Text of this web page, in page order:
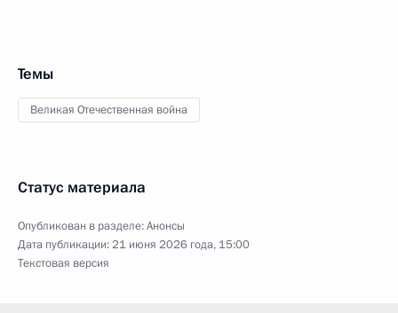
Темы
Великая Отечественная война
Статус материала
Опубликован в разделе:Анонсы
Дата публикации:21 июня 2026 года, 15:00
Текстовая версия